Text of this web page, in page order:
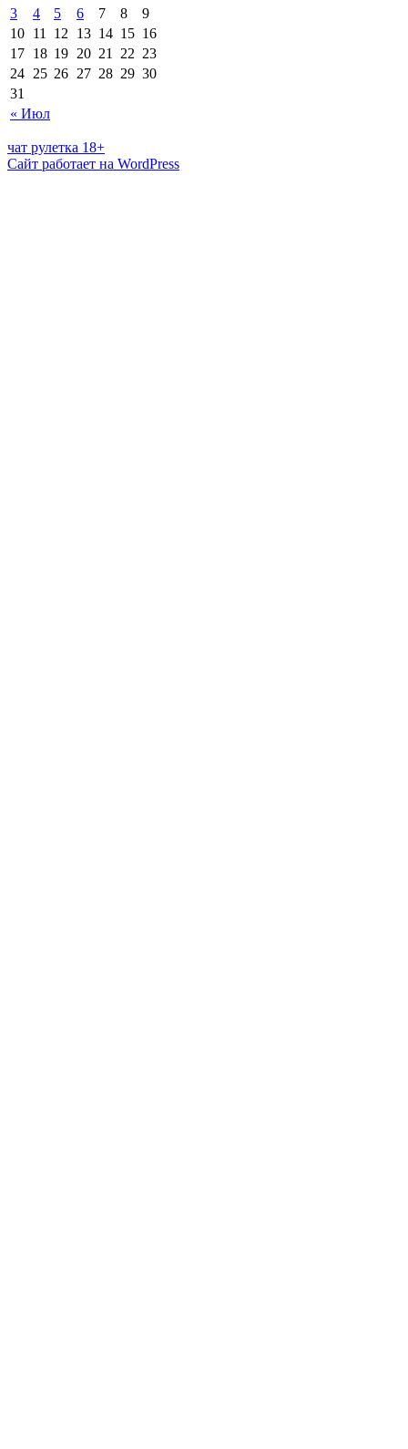
« Июл
3
4 5 6 7 8
9
10 11 12 13 14 15 16
17 18 19 20 21 22 23
24 25 26 27 28 29 30
31
чат рулетка 18+
Сайт работает на WordPress